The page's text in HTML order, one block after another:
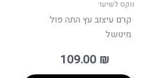
ווקס לשיער
קרם עיצוב עץ התה פול
מיטשל
109.00 ₪